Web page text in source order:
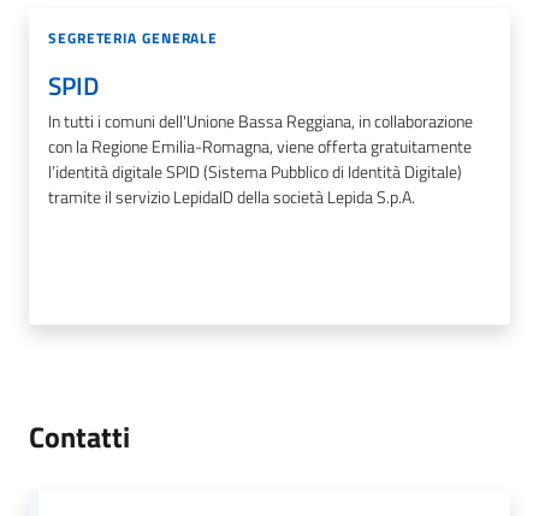
SEGRETERIA GENERALE
SPID
In tutti i comuni dell'Unione Bassa Reggiana, in collaborazione
con la Regione Emilia-Romagna, viene offerta gratuitamente
l’identità digitale SPID (Sistema Pubblico di Identità Digitale)
tramite il servizio LepidaID della società Lepida S.p.A.
Contatti